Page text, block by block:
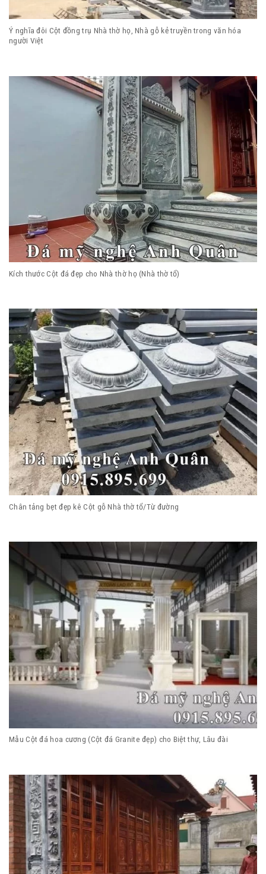
Ý nghĩa đôi Cột đồng trụ Nhà thờ họ, Nhà gỗ kẻ truyền trong văn hóa
người Việt
Kích thước Cột đá đẹp cho Nhà thờ họ (Nhà thờ tổ)
Chân tảng bẹt đẹp kê Cột gỗ Nhà thờ tổ/Từ đường
Mẫu Cột đá hoa cương (Cột đá Granite đẹp) cho Biệt thự, Lâu đài